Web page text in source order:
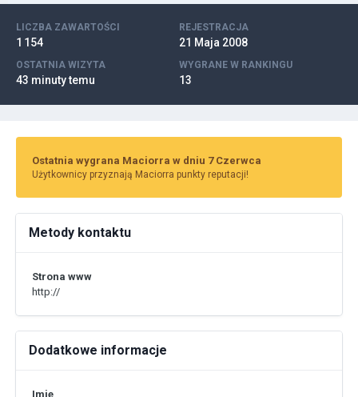
LICZBA ZAWARTOŚCI
1 154
REJESTRACJA
21 Maja 2008
OSTATNIA WIZYTA
43 minuty temu
WYGRANE W RANKINGU
13
Ostatnia wygrana Maciorra w dniu 7 Czerwca
Użytkownicy przyznają Maciorra punkty reputacji!
Metody kontaktu
Strona www
http://
Dodatkowe informacje
Imię